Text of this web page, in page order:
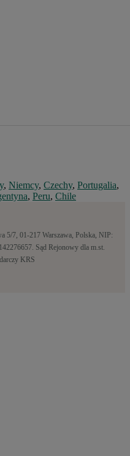
, Niemcy, Czechy, Portugalia,
, Peru, Chile
5/7, 01-217 Warszawa, Polska, NIP:
Sąd Rejonowy dla m.st.
KRS